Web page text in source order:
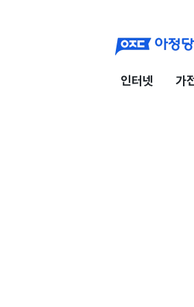
인터넷 가